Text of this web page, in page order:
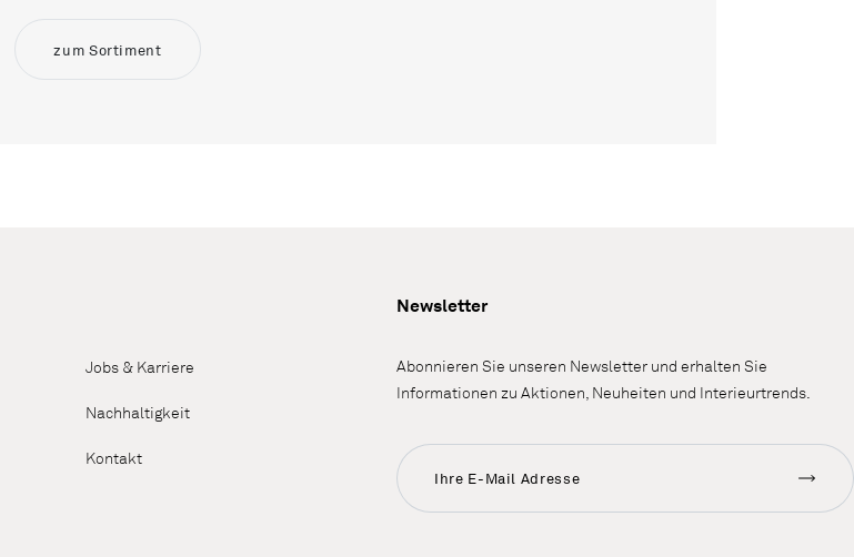
zum Sortiment
Jobs & Karriere
Nachhaltigkeit
Kontakt
Newsletter
Abonnieren Sie unseren Newsletter und erhalten Sie
Informationen zu Aktionen, Neuheiten und Interieurtrends.